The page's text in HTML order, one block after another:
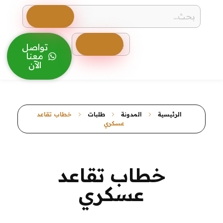
الرئيسية المدونة طلبات
خطاب تقاعد
عسكري